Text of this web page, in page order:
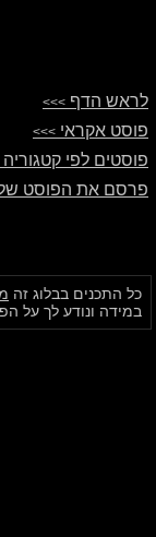
לראש הדף >>>
פוסט אקראי >>>
פוסטים לפי קטגוריה
פרסם את הפוסט
כל התכנים בבלוג זה
במידה ונודע לך על